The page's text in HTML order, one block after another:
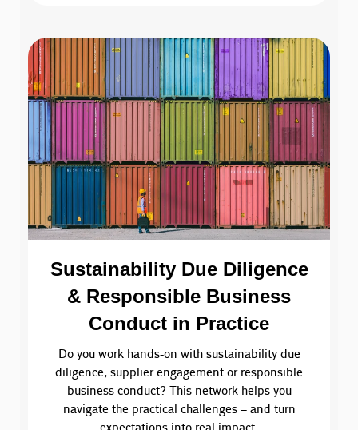
Sustainability Due Diligence
& Responsible Business
Conduct in Practice
Do you work hands-on with sustainability due
diligence, supplier engagement or responsible
business conduct? This network helps you
navigate the practical challenges – and turn